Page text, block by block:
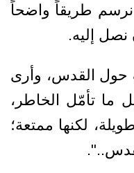
نرسم طريقاً واضحاً
نصل إليه.
حول القدس، وأرى
ما تأمّل الخاطر،
لكنها ممتعة؛